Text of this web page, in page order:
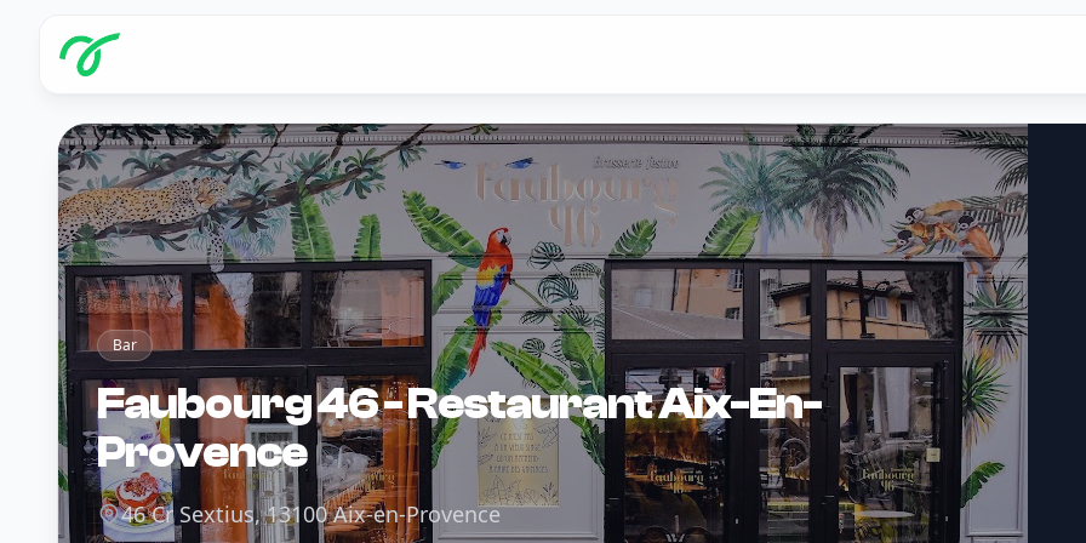
Bar
Faubourg 46 - Restaurant Aix-En-
Provence
46 Cr Sextius, 13100 Aix-en-Provence